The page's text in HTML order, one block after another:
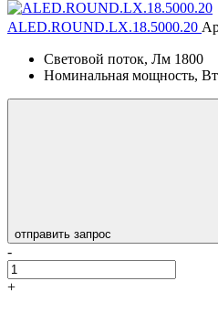
ALED.ROUND.LX.18.5000.20
Световой поток, Лм 1800
Номинальная мощность, Вт
отправить запрос
-
+